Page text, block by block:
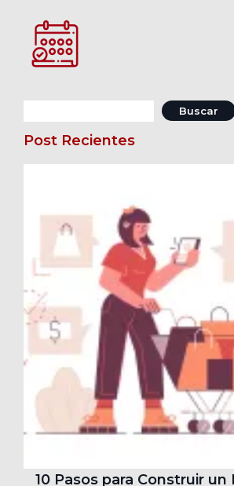
Post Recientes
10 Pasos para Construir un